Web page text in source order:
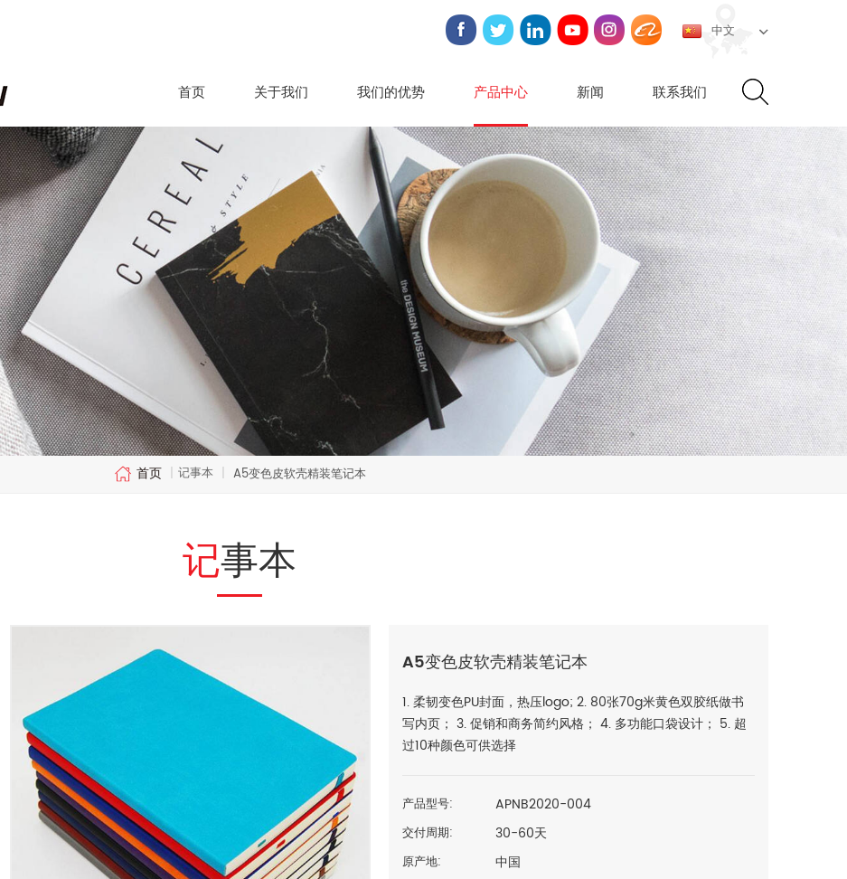
中文
首页 关于我们 我们的优势 产品中心 新闻 联系我们
首页 | 记事本 | A5变色皮软壳精装笔记本
记事本
A5变色皮软壳精装笔记本
1. 柔韧变色PU封面，热压logo; 2. 80张70g米黄色双胶纸做书
写内页； 3. 促销和商务简约风格； 4. 多功能口袋设计； 5. 超
过10种颜色可供选择
产品型号: APNB2020-004
交付周期: 30-60天
原产地: 中国